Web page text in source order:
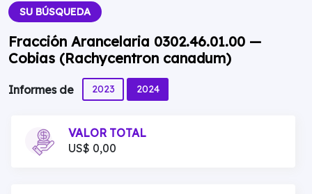
SU BÚSQUEDA
Fracción Arancelaria 0302.46.01.00 —
Cobias (Rachycentron canadum)
Informes de 2023 2024
VALOR TOTAL
US$ 0,00